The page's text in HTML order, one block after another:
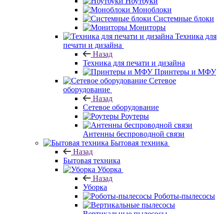
Моноблоки
Системные блоки
Мониторы
Техника для
печати и дизайна
Назад
Техника для печати и дизайна
Принтеры и МФУ
Сетевое
оборудование
Назад
Сетевое оборудование
Роутеры
Антенны беспроводной связи
Бытовая техника
Назад
Бытовая техника
Уборка
Назад
Уборка
Роботы-пылесосы